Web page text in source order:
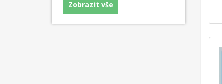
Zobrazit vše